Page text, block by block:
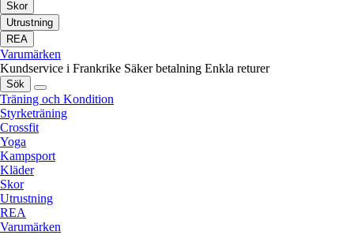
Skor
Utrustning
REA
Varumärken
Kundservice i Frankrike Säker betalning Enkla returer
Sök
Träning och Kondition
Styrketräning
Crossfit
Yoga
Kampsport
Kläder
Skor
Utrustning
REA
Varumärken